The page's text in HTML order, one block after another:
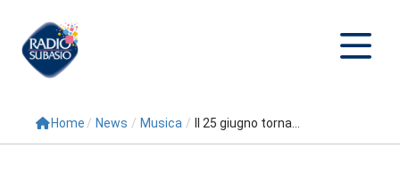
Cerca
Home / News / Musica / Il 25 giugno torna...